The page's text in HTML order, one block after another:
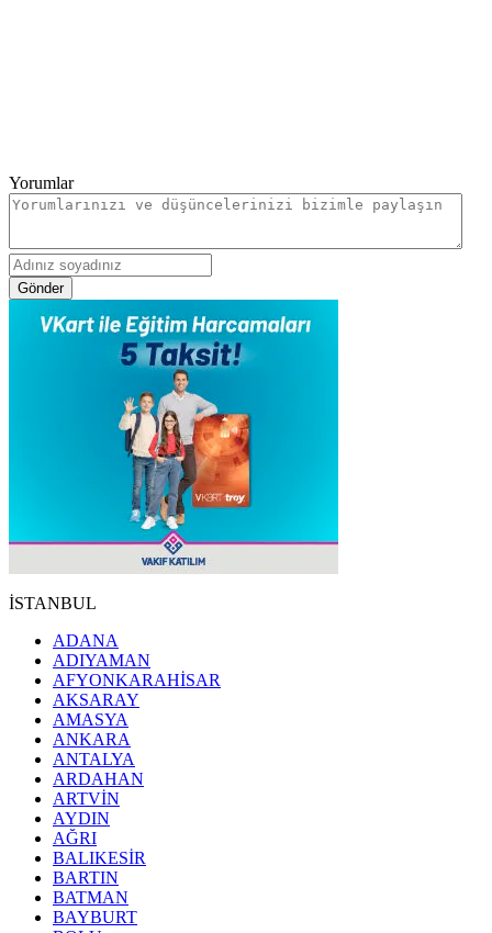
Yorumlar
Gönder
İSTANBUL
ADANA
ADIYAMAN
AFYONKARAHİSAR
AKSARAY
AMASYA
ANKARA
ANTALYA
ARDAHAN
ARTVİN
AYDIN
AĞRI
BALIKESİR
BARTIN
BATMAN
BAYBURT